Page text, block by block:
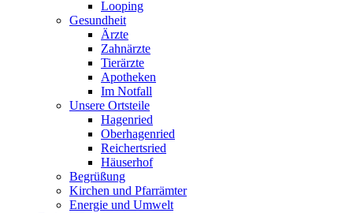
Looping
Gesundheit
Ärzte
Zahnärzte
Tierärzte
Apotheken
Im Notfall
Unsere Ortsteile
Hagenried
Oberhagenried
Reichertsried
Häuserhof
Begrüßung
Kirchen und Pfarrämter
Energie und Umwelt